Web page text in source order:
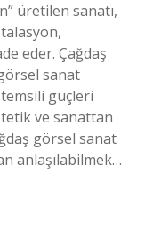
üretilen sanatı,
eder. Çağdaş
sanat
güçleri
ve sanattan
görsel sanat
anlaşılabilmek…